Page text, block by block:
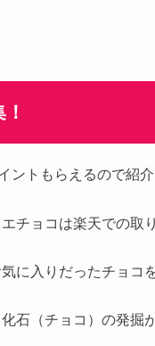
ントもらえるので紹介
チョコは楽天での取
に入りだったチョコ
石（チョコ）の発掘